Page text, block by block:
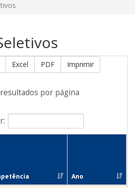
Excel PDF Imprimir
resultados por página
Ano